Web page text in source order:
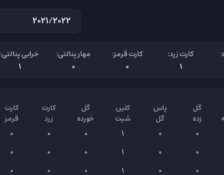
کارت زرد:
1
کارت قرمز:
0
مهار پنالتی:
0
خرابی پنالتی:
1
گل
زده
پاس
گل
کلین
شیت
گل
خورده
کارت
زرد
کارت
قرمز
0
0
1
0
0
0
0
0
1
0
0
0
0
0
1
0
0
0